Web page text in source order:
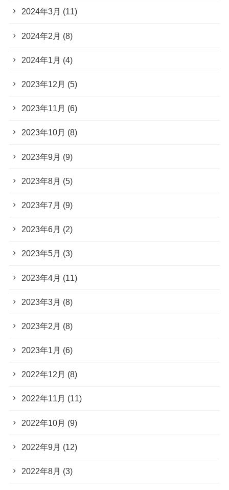
2024年3月 (11)
2024年2月 (8)
2024年1月 (4)
2023年12月 (5)
2023年11月 (6)
2023年10月 (8)
2023年9月 (9)
2023年8月 (5)
2023年7月 (9)
2023年6月 (2)
2023年5月 (3)
2023年4月 (11)
2023年3月 (8)
2023年2月 (8)
2023年1月 (6)
2022年12月 (8)
2022年11月 (11)
2022年10月 (9)
2022年9月 (12)
2022年8月 (3)